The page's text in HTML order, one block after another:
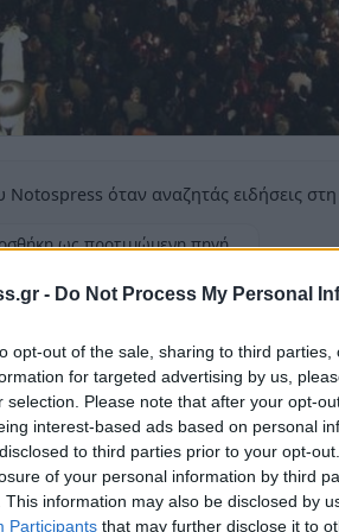
- Do Not Process My Personal
opt-out of the sale, sharing to third
for targeted advertising by us,
selection. Please note that after your opt-
interest-based ads based on personal
to third parties prior to your opt-
of your personal information by third
This information may also be disclosed by
Participants that may further disclose it to
όταν αναζητάς ειδήσεις
ως προτιμώμενη πηγή
θα ερμηνεύσει Ύμνους
ατμόσφαιρα κατά την